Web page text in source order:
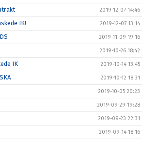
2019-12-07 14:46
IK! 2019-12-07 13:14
2019-11-09 19:16
2019-10-26 18:42
IK 2019-10-14 13:45
2019-10-12 18:31
2019-10-05 20:23
2019-09-29 19:28
2019-09-23 22:31
2019-09-14 18:16